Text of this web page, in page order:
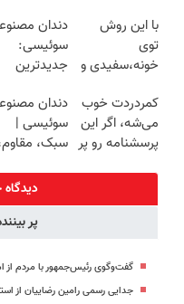
🔥 پرداخت
درب منزل
با این روش
توی
خونه،سفیدی و
برگردون
(40%off)
دندان
سوئیسی:
جدیدترین
سبک و
پرداخت
کمردردت خوب
می‌شه، اگر این
پرسشنامه رو پر
دندان
سوئیسی |
سبک،
اقساطی😍
دیدگاه
پر
گفت‌وگوی رئیس‌جمهور با مردم
جدایی رسمی رامین رضاییان از